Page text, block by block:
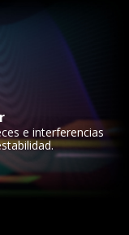
e interferencias